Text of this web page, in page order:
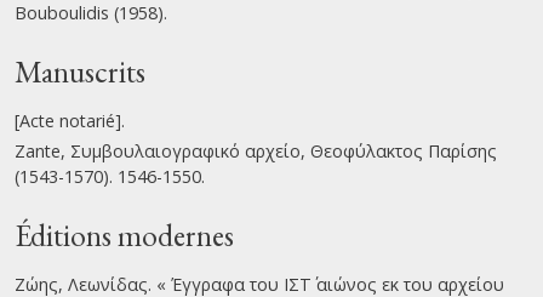
Bouboulidis (1958).
Manuscrits
[Acte notarié].
Zante, Συμβουλαιογραφικό αρχείο, Θεοφύλακτος Παρίσης
(1543-1570). 1546-1550.
Éditions modernes
Ζώης, Λεωνίδας. « Έγγραφα του ΙΣΤ΄ αιώνος εκ του αρχείου